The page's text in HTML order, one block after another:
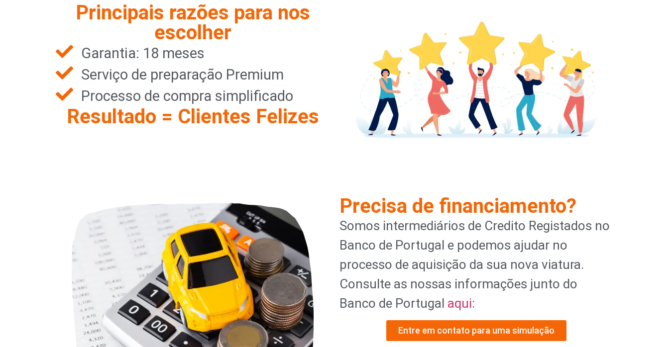
Principais razões para nos
escolher
Garantia: 18 meses
Serviço de preparação Premium
Processo de compra simplificado
Resultado = Clientes Felizes
Precisa de financiamento?
Somos intermediários de Credito Registados no
Banco de Portugal e podemos ajudar no
processo de aquisição da sua nova viatura.
Consulte as nossas informações junto do
Banco de Portugal aqui:
Entre em contato para uma simulação